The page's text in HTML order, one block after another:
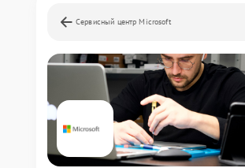
Сервисный центр Microsoft